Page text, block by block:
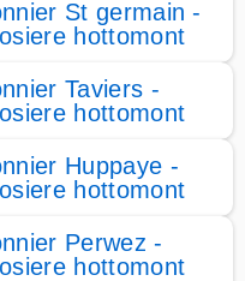
St germain -
hottomont
Taviers -
hottomont
Huppaye -
hottomont
Perwez -
hottomont